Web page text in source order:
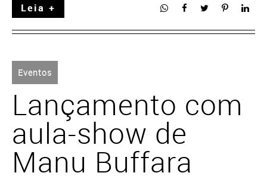
Leia +
Eventos
Lançamento com
aula-show de
Manu Buffara